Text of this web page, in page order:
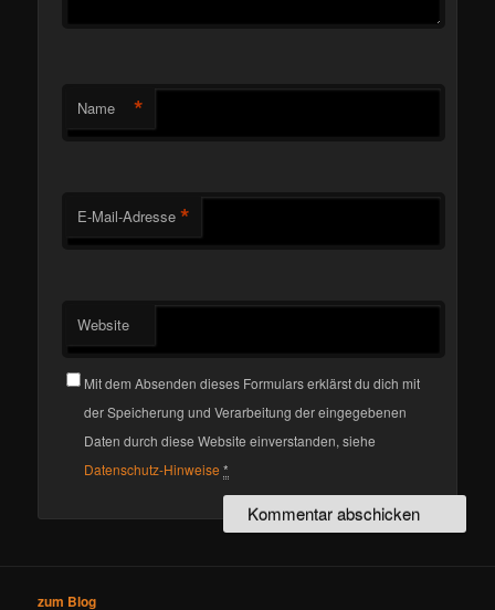
Name *
E-Mail-Adresse *
Website
Mit dem Absenden dieses Formulars erklärst du dich mit
der Speicherung und Verarbeitung der eingegebenen
Daten durch diese Website einverstanden, siehe
Datenschutz-Hinweise *
zum Blog